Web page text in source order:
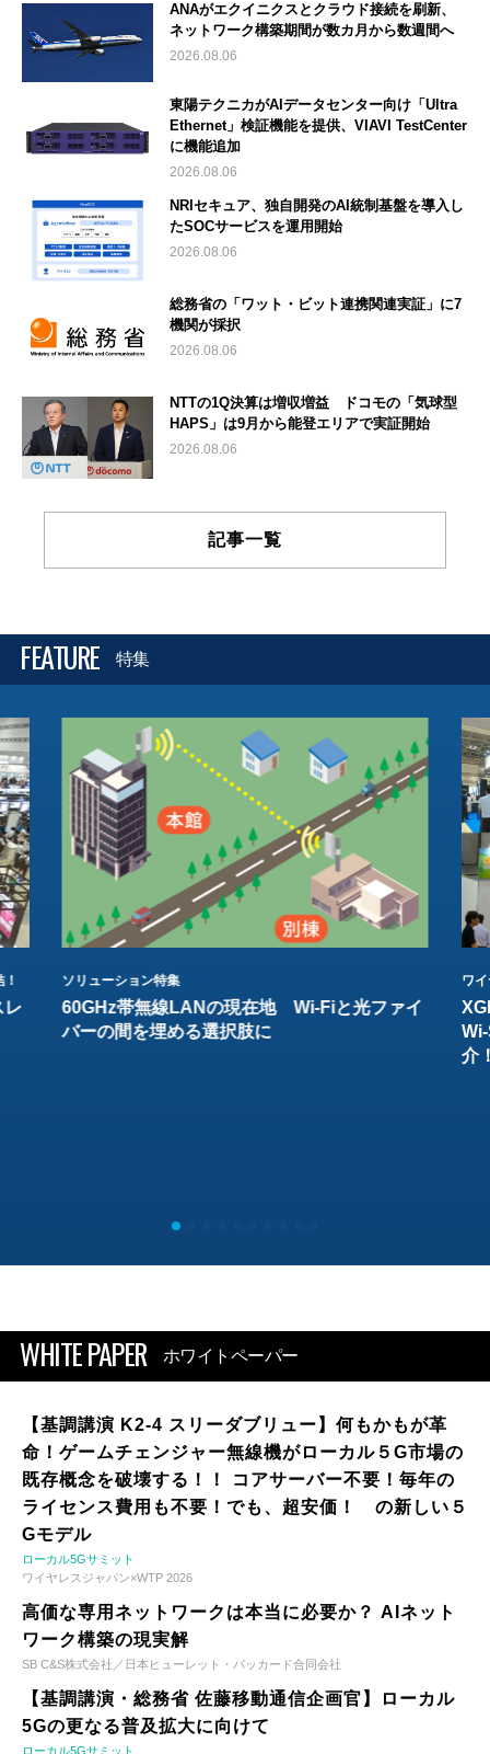
ANAがエクイニクスとクラウド接続を刷新、
ネットワーク構築期間が数カ月から数週間へ
2026.08.06
東陽テクニカがAIデータセンター向け「Ultra
Ethernet」検証機能を提供、VIAVI TestCenter
に機能追加
2026.08.06
NRIセキュア、独自開発のAI統制基盤を導入し
たSOCサービスを運用開始
2026.08.06
総務省の「ワット・ビット連携関連実証」に7
機関が採択
2026.08.06
NTTの1Q決算は増収増益 ドコモの「気球型
HAPS」は9月から能登エリアで実証開始
2026.08.06
記事一覧
FEATURE 特集
レ
ソリューション特集
60GHz帯無線LANの現在地 Wi-Fiと光ファイ
バーの間を埋める選択肢に
ワ
介
WHITE PAPER ホワイトペーパー
【基調講演 K2-4 スリーダブリュー】何もかもが革
命！ゲームチェンジャー無線機がローカル５G市場の
既存概念を破壊する！！ コアサーバー不要！毎年の
ライセンス費用も不要！でも、超安価！ の新しい５
Gモデル
ローカル5Gサミット
ワイヤレスジャパン×WTP 2026
高価な専用ネットワークは本当に必要か？ AIネット
ワーク構築の現実解
SB C&S株式会社／日本ヒューレット・パッカード合同会社
【基調講演・総務省 佐藤移動通信企画官】ローカル
5Gの更なる普及拡大に向けて
ローカル5Gサミット